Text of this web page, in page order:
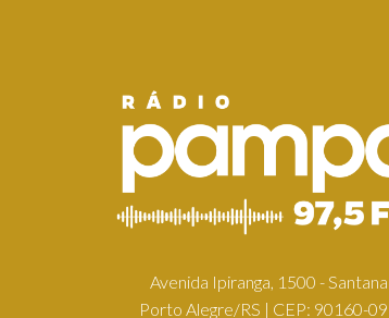
Avenida Ipiranga, 1500 - Santana
Porto Alegre/RS | CEP: 90160-